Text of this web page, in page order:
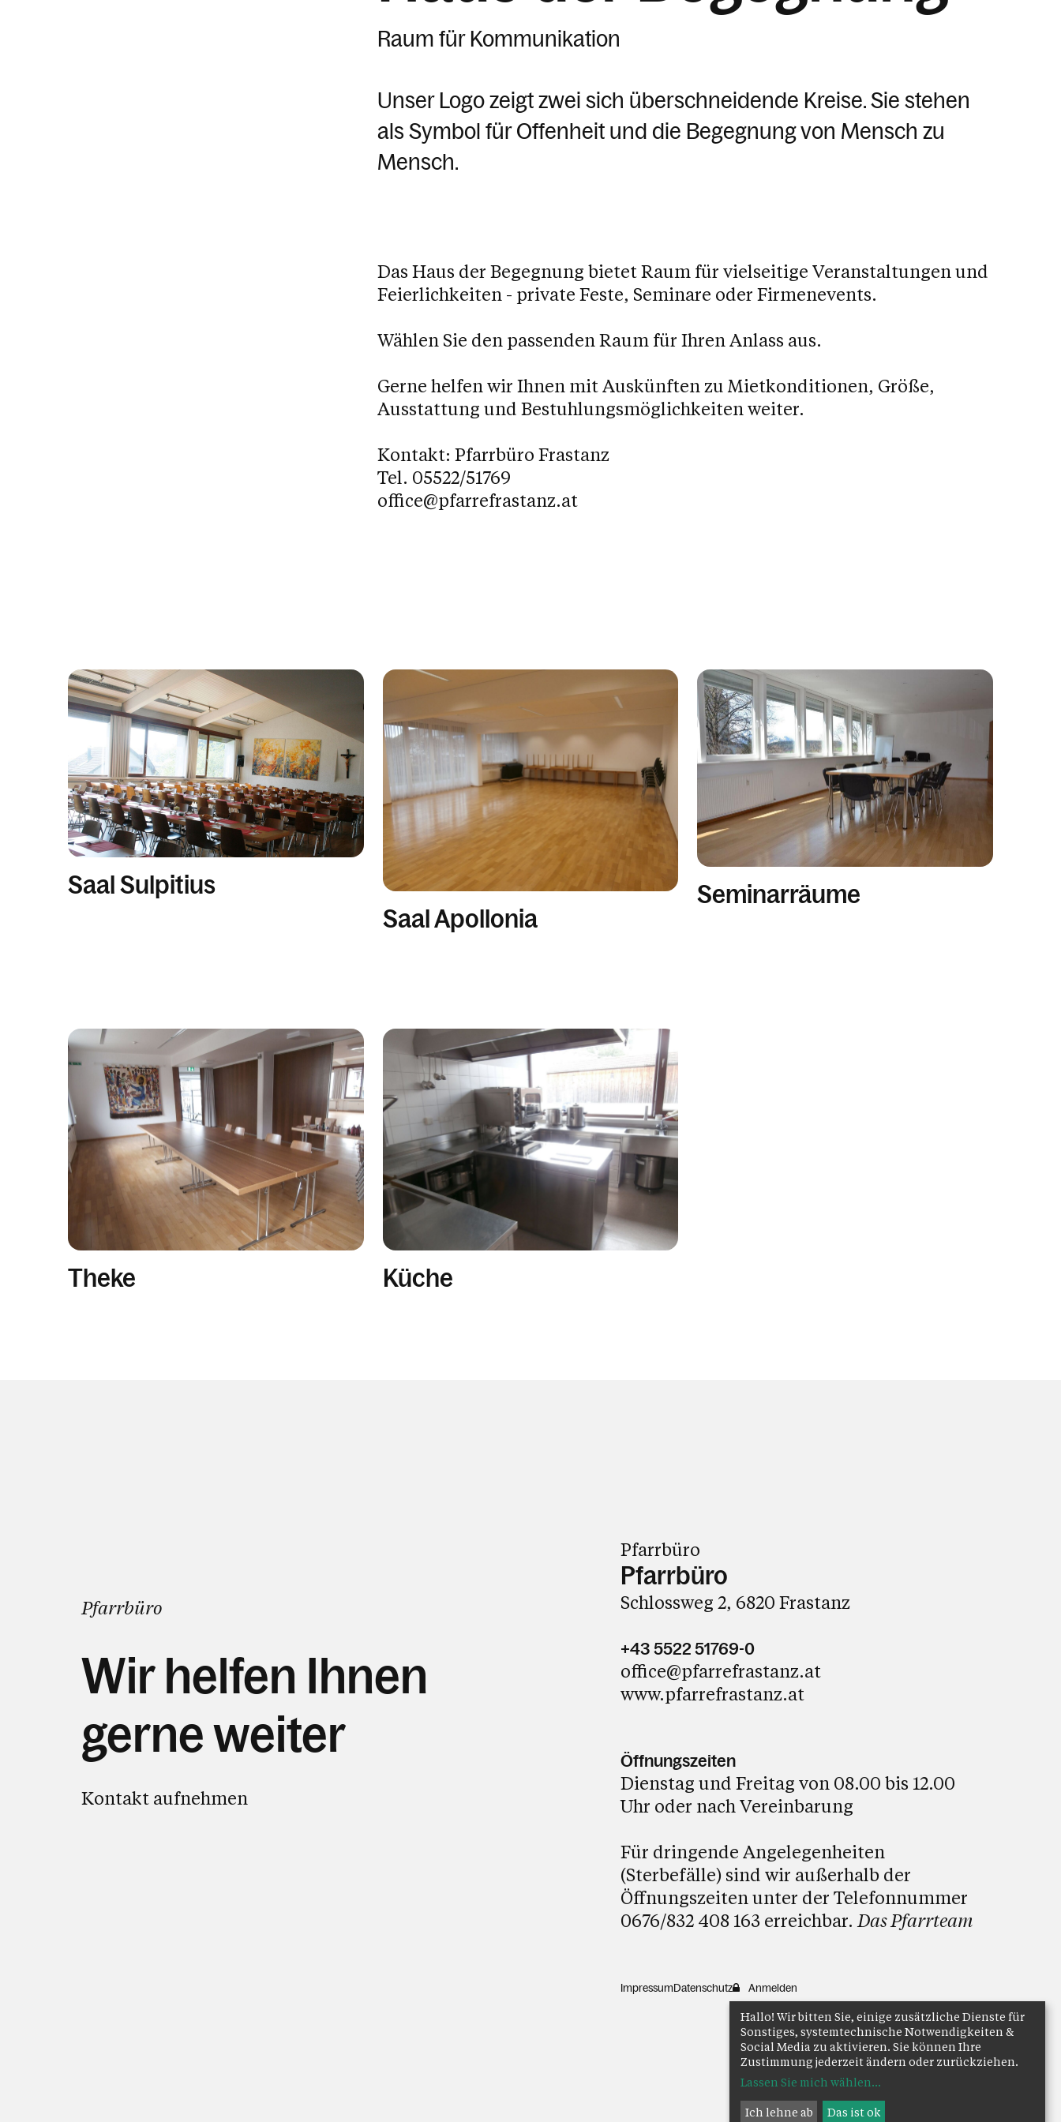
Raum für Kommunikation
Unser Logo zeigt zwei sich überschneidende Kreise. Sie stehen
als Symbol für Offenheit und die Begegnung von Mensch zu
Mensch.
Das Haus der Begegnung bietet Raum für vielseitige Veranstaltungen und
Feierlichkeiten - private Feste, Seminare oder Firmenevents.
Wählen Sie den passenden Raum für Ihren Anlass aus.
Gerne helfen wir Ihnen mit Auskünften zu Mietkonditionen, Größe,
Ausstattung und Bestuhlungsmöglichkeiten weiter.
Kontakt: Pfarrbüro Frastanz
Tel. 05522/51769
office@pfarrefrastanz.at
Saal Sulpitius
Saal Apollonia
Seminarräume
Theke Küche
Pfarrbüro
Wir helfen Ihnen
gerne weiter
Kontakt aufnehmen
Pfarrbüro
Pfarrbüro
Schlossweg 2, 6820 Frastanz
+43 5522 51769-0
office@pfarrefrastanz.at
www.pfarrefrastanz.at
Öffnungszeiten
Dienstag und Freitag von 08.00 bis 12.00
Uhr oder nach Vereinbarung
Für dringende Angelegenheiten
(Sterbefälle) sind wir außerhalb der
Öffnungszeiten unter der Telefonnummer
0676/832 408 163 erreichbar.Das Pfarrteam
ImpressumDatenschutz Anmelden
Hallo! Wir bitten Sie, einige zusätzliche Dienste für
Sonstiges, systemtechnische Notwendigkeiten &
Social Media zu aktivieren. Sie können Ihre
Zustimmung jederzeit ändern oder zurückziehen.
Lassen Sie mich wählen...
Ich lehne ab Das ist ok